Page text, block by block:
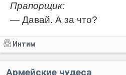
Прапорщик:
— Давай. А за что?
Интим
Армейские чудеса